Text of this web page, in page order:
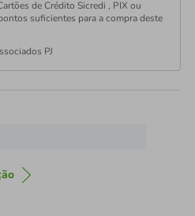
de Crédito Sicredi , PIX ou
suficientes para a compra deste
PJ